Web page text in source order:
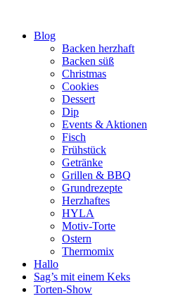
springenBlog
Backen herzhaft
Backen süß
Christmas
Cookies
Dessert
Dip
Events & Aktionen
Fisch
Frühstück
Getränke
Grillen & BBQ
Grundrezepte
Herzhaftes
HYLA
Motiv-Torte
Ostern
Thermomix
Hallo
Sag’s mit einem Keks
Torten-Show